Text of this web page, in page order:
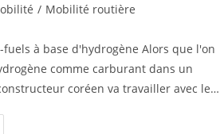
/ Mobilité routière
à base d'hydrogène Alors que l'on
comme carburant dans un
coréen va travailler avec le…